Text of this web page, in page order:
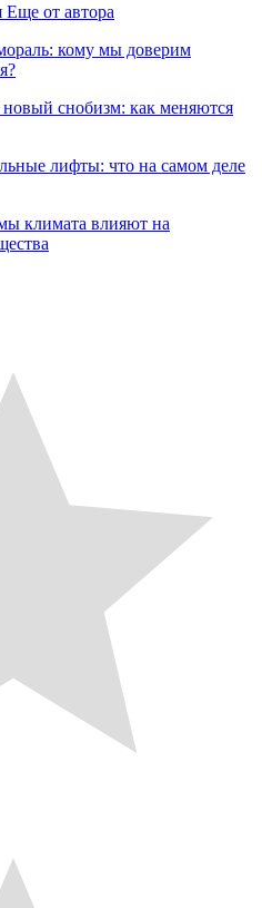
Еще от автора
кому мы доверим
снобизм: как меняются
лифты: что на самом деле
климата влияют на